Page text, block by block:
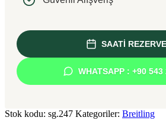
SAATİ
WHATSAPP : +90 543
Stok kodu: sg.247 Kategoriler: Breitling